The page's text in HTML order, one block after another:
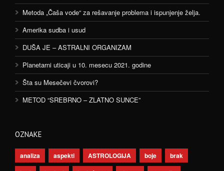
Metoda „Čaša vode“ za rešavanje problema i ispunjenje želja.
Amerika sudba i usud
DUŠA JE – ASTRALNI ORGANIZAM
Planetarni uticaji u 10. mesecu 2021. godine
Šta su Mesečevi čvorovi?
METOD “SREBRNO – ZLATNO SUNCE”
OZNAKE
analiza aspekti ASTROLOGIJA boje
brak